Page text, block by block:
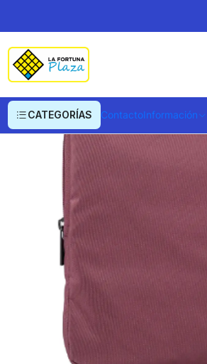
CATEGORÍAS ContactoInformación